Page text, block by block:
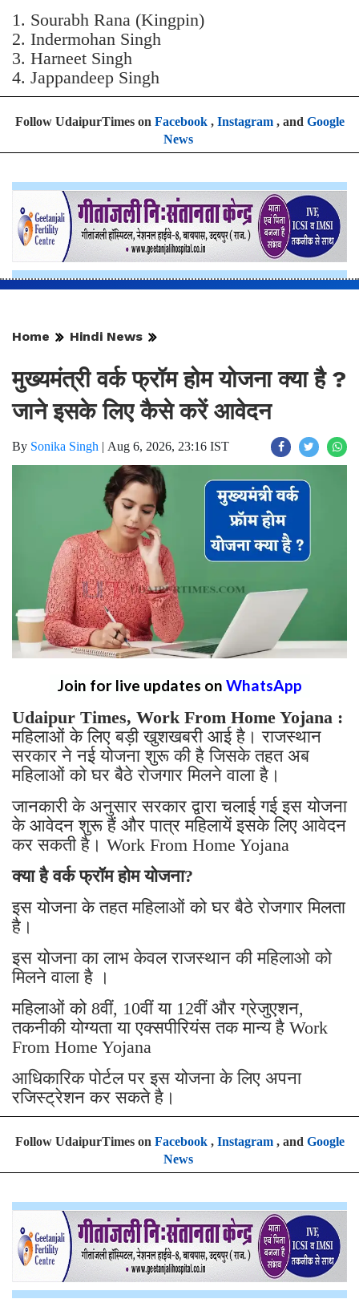
1. Sourabh Rana (Kingpin)
2. Indermohan Singh
3. ⁠Harneet Singh
4. ⁠Jappandeep Singh
Follow UdaipurTimes on Facebook, Instagram, and Google
News
Home Hindi News
मुख्यमंत्री वर्क फ्रॉम होम योजना क्या है ?
जाने इसके लिए कैसे करें आवेदन
By Sonika Singh | Aug 6, 2026, 23:16 IST
Join for live updates on WhatsApp
Udaipur Times, Work From Home Yojana :
महिलाओं के लिए बड़ी खुशखबरी आई है। राजस्थान
सरकार ने नई योजना शुरू की है जिसके तहत अब
महिलाओं को घर बैठे रोजगार मिलने वाला है।
जानकारी के अनुसार सरकार द्वारा चलाई गई इस योजना
के आवेदन शुरू हैं और पात्र महिलायें इसके लिए आवेदन
कर सकती है। Work From Home Yojana
क्या है वर्क फ्रॉम होम योजना?
इस योजना के तहत महिलाओं को घर बैठे रोजगार मिलता
है।
इस योजना का लाभ केवल राजस्थान की महिलाओ को
मिलने वाला है ।
महिलाओं को 8वीं, 10वीं या 12वीं और ग्रेजुएशन,
तकनीकी योग्यता या एक्सपीरियंस तक मान्य है Work
From Home Yojana
आधिकारिक पोर्टल पर इस योजना के लिए अपना
रजिस्ट्रेशन कर सकते है।
Follow UdaipurTimes on Facebook, Instagram, and Google
News